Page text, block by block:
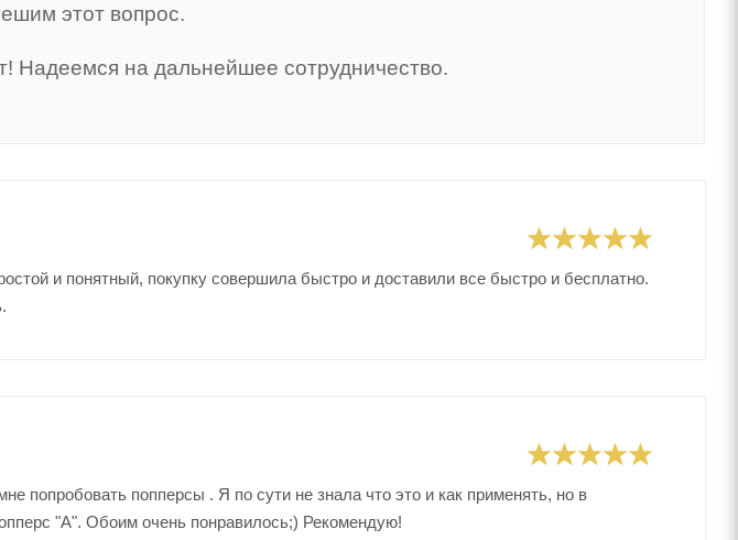
этот вопрос.
Надеемся на дальнейшее сотрудничество.
и понятный, покупку совершила быстро и доставили все быстро и бесплатно.
попробовать попперсы . Я по сути не знала что это и как применять, но в
"А". Обоим очень понравилось;) Рекомендую!